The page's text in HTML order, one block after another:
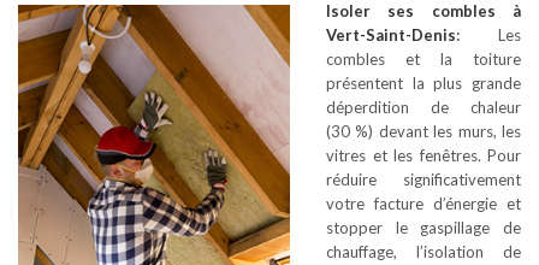
Isoler ses combles à
Vert-Saint-Denis: Les
combles et la toiture
présentent la plus grande
déperdition de chaleur
(30 %) devant les murs, les
vitres et les fenêtres. Pour
réduire significativement
votre facture d’énergie et
stopper le gaspillage de
chauffage, l’isolation de